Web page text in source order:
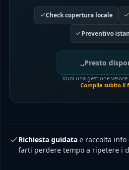
Check copertura locale
Preventivo
Presto
Vuoi una gestione
Compila subito il
Richiesta guidata e raccolta info
farti perdere tempo a ripetere i